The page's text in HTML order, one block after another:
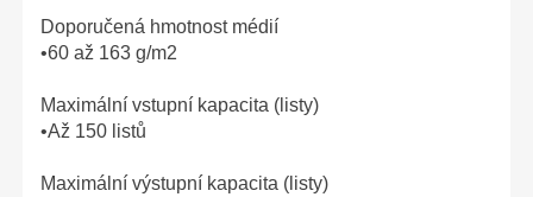
Doporučená hmotnost médií
•60 až 163 g/m2
Maximální vstupní kapacita (listy)
•Až 150 listů
Maximální výstupní kapacita (listy)